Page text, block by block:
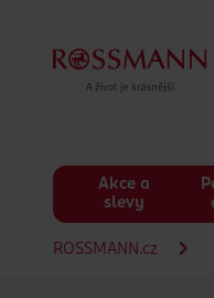
Akce a
slevy
ROSSMANN.cz